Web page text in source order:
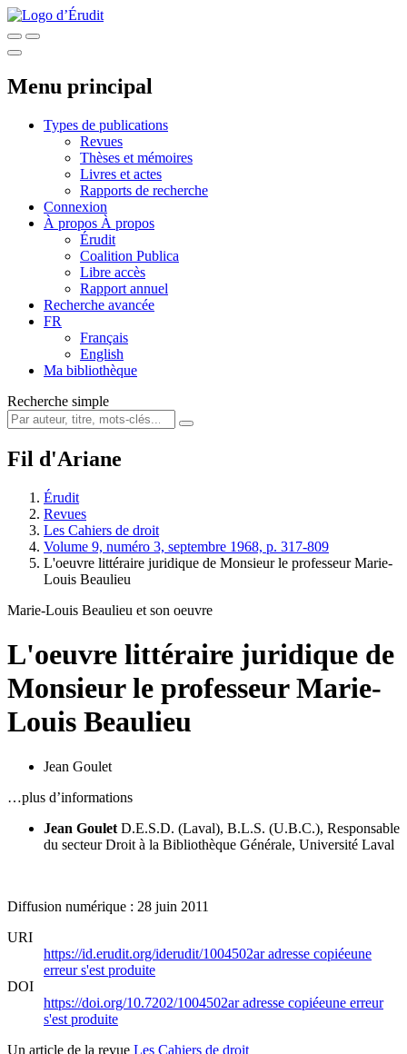
Menu principal
Types de publications
Revues
Thèses et mémoires
Livres et actes
Rapports de recherche
Connexion
À propos À propos
Érudit
Coalition Publica
Libre accès
Rapport annuel
Recherche avancée
FR
Français
English
Ma bibliothèque
Recherche simple
Fil d'Ariane
Érudit
Revues
Les Cahiers de droit
Volume 9, numéro 3, septembre 1968, p. 317-809
L'oeuvre littéraire juridique de Monsieur le professeur Marie-
Louis Beaulieu
Marie-Louis Beaulieu et son oeuvre
L'oeuvre littéraire juridique de
Monsieur le professeur Marie-
Louis Beaulieu
Jean Goulet
…plus d’informations
Jean Goulet D.E.S.D. (Laval), B.L.S. (U.B.C.), Responsable
du secteur Droit à la Bibliothèque Générale, Université Laval
Diffusion numérique : 28 juin 2011
URI
https://id.erudit.org/iderudit/1004502aradresse copiéeune
erreur s'est produite
DOI
https://doi.org/10.7202/1004502aradresse copiéeune erreur
s'est produite
Un article de la revue Les Cahiers de droit